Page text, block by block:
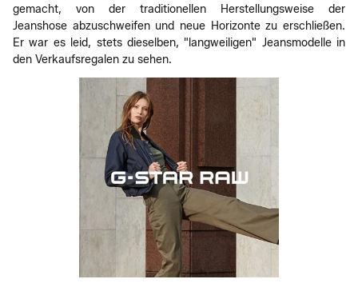
gemacht, von der traditionellen Herstellungsweise der
Jeanshose abzuschweifen und neue Horizonte zu erschließen.
Er war es leid, stets dieselben, "langweiligen" Jeansmodelle in
den Verkaufsregalen zu sehen.